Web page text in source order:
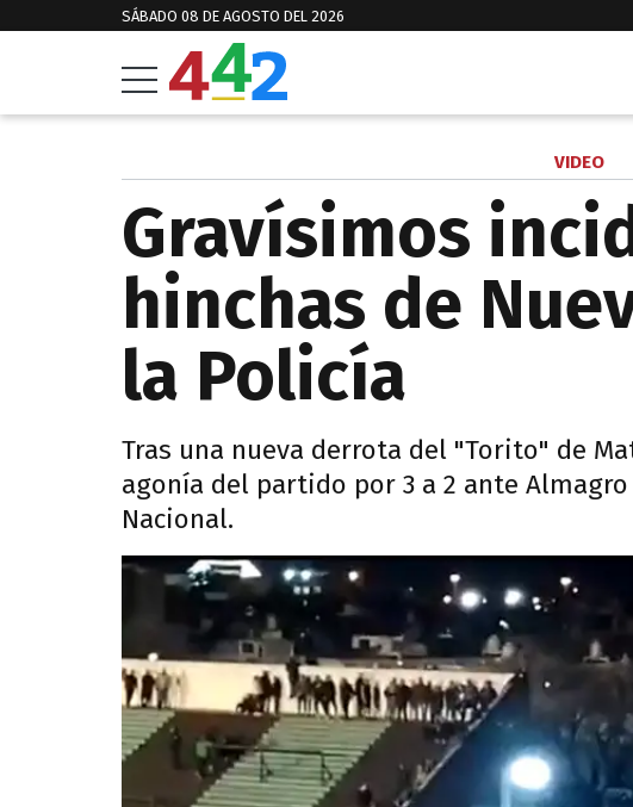
SÁBADO 08 DE AGOSTO DEL 2026
VIDEO
Gravísimos
hinchas de
la Policía
Tras una nueva derrota del "Torito" de
agonía del partido por 3 a 2 ante
Nacional.